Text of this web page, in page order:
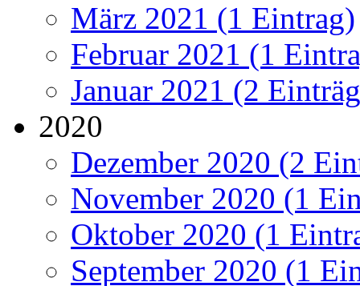
März 2021 (1 Eintrag)
Februar 2021 (1
Januar 2021 (2
2020
Dezember 2020 (2
November 2020 (1
Oktober 2020 (1
September 2020 (1